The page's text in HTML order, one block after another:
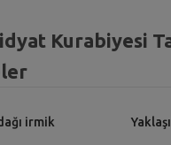
Kurabiyesi
irmik